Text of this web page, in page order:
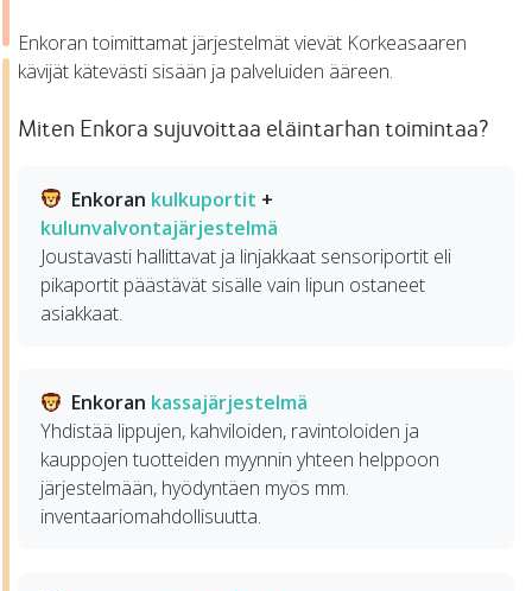
Enkoran toimittamat järjestelmät vievät Korkeasaaren
kävijät kätevästi sisään ja palveluiden ääreen.
Miten Enkora sujuvoittaa eläintarhan toimintaa?
Enkoran kulkuportit +
kulunvalvontajärjestelmä
Joustavasti hallittavat ja linjakkaat sensoriportit eli
pikaportit päästävät sisälle vain lipun ostaneet
asiakkaat.
Enkoran kassajärjestelmä
Yhdistää lippujen, kahviloiden, ravintoloiden ja
kauppojen tuotteiden myynnin yhteen helppoon
järjestelmään, hyödyntäen myös mm.
inventaariomahdollisuutta.